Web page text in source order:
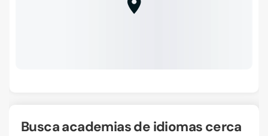
Busca academias de idiomas cerca